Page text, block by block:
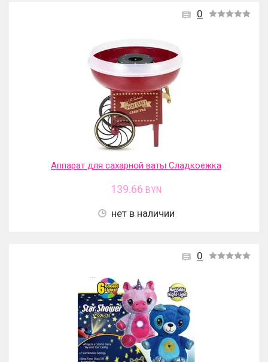
0
Аппарат для сахарной ваты Сладкоежка
139.66 BYN
нет в наличии
0